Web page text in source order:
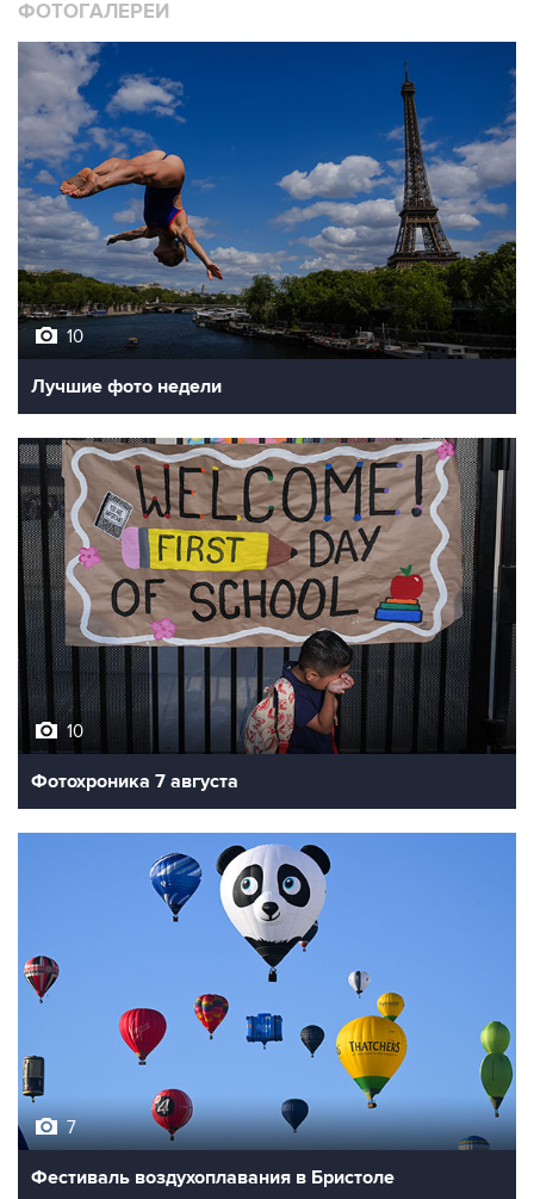
10
Лучшие фото недели
10
Фотохроника 7 августа
Фестиваль воздухоплавания в Бристоле